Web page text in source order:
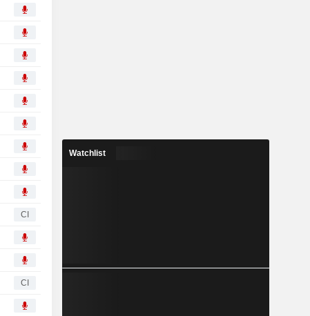
CI
CI
Watchlist